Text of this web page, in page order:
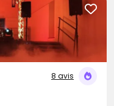
8 avis